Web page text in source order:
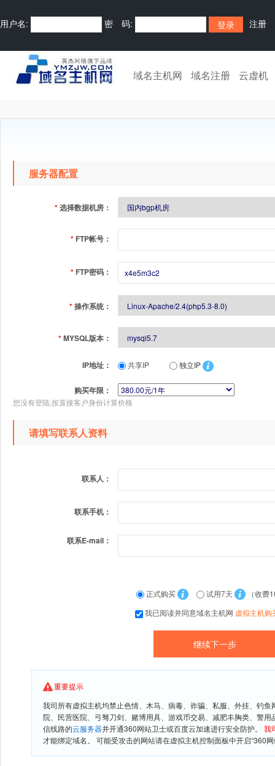
用户名: 密 码: 注册
域名主机网 域名注册 云虚机
服务器配置
*选择数据机房：
* FTP帐号：
* FTP密码：
*操作系统：
*MYSQL版本：
IP地址： 共享IP 独立IP
购买年限：
您没有登陆,按直接客户身份计算价格
请填写联系人资料
联系人：
联系手机：
联系E-mail：
正式购买 试用7天
（收费
我已阅读并同意域名主机网 虚拟主机购
重要提示
我司所有虚拟主机均禁止色情、木马、病毒、诈骗、私服、外挂、钓
院、民营医院、弓驽刀剑、赌博用具、游戏币交易、减肥丰胸类、警
信线路的云服务器并开通360网站卫士或百度云加速进行安全防护。 我
才能绑定域名。 可能受攻击的网站请在虚拟主机控制面板中开启“360